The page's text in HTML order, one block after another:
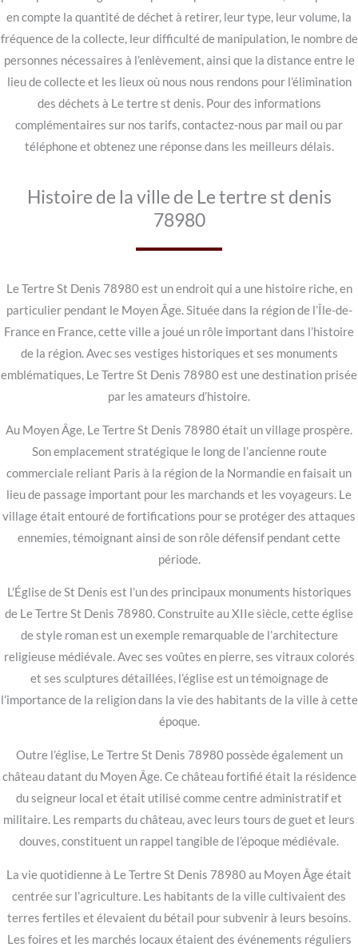
en compte la quantité de déchet à retirer, leur type, leur volume, la
fréquence de la collecte, leur difficulté de manipulation, le nombre de
personnes nécessaires à l’enlèvement, ainsi que la distance entre le
lieu de collecte et les lieux où nous nous rendons pour l’élimination
des déchets à Le tertre st denis. Pour des informations
complémentaires sur nos tarifs, contactez-nous par mail ou par
téléphone et obtenez une réponse dans les meilleurs délais.
Histoire de la ville de Le tertre st denis
78980
Le Tertre St Denis 78980 est un endroit qui a une histoire riche, en
particulier pendant le Moyen Âge. Située dans la région de l’Île-de-
France en France, cette ville a joué un rôle important dans l’histoire
de la région. Avec ses vestiges historiques et ses monuments
emblématiques, Le Tertre St Denis 78980 est une destination prisée
par les amateurs d’histoire.
Au Moyen Âge, Le Tertre St Denis 78980 était un village prospère.
Son emplacement stratégique le long de l’ancienne route
commerciale reliant Paris à la région de la Normandie en faisait un
lieu de passage important pour les marchands et les voyageurs. Le
village était entouré de fortifications pour se protéger des attaques
ennemies, témoignant ainsi de son rôle défensif pendant cette
période.
L’Église de St Denis est l’un des principaux monuments historiques
de Le Tertre St Denis 78980. Construite au XIIe siècle, cette église
de style roman est un exemple remarquable de l’architecture
religieuse médiévale. Avec ses voûtes en pierre, ses vitraux colorés
et ses sculptures détaillées, l’église est un témoignage de
l’importance de la religion dans la vie des habitants de la ville à cette
époque.
Outre l’église, Le Tertre St Denis 78980 possède également un
château datant du Moyen Âge. Ce château fortifié était la résidence
du seigneur local et était utilisé comme centre administratif et
militaire. Les remparts du château, avec leurs tours de guet et leurs
douves, constituent un rappel tangible de l’époque médiévale.
La vie quotidienne à Le Tertre St Denis 78980 au Moyen Âge était
centrée sur l’agriculture. Les habitants de la ville cultivaient des
terres fertiles et élevaient du bétail pour subvenir à leurs besoins.
Les foires et les marchés locaux étaient des événements réguliers